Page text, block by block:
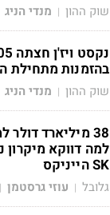
שוק ההון | מנדי הניג
בהזמנות מתחילת
שוק ההון | מנדי הניג
38 מיליארד
למה דווקא
SK הייניקס
גלובל | עוזי גרסטמן |